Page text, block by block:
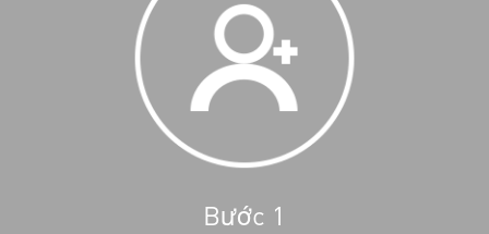
Bước 1